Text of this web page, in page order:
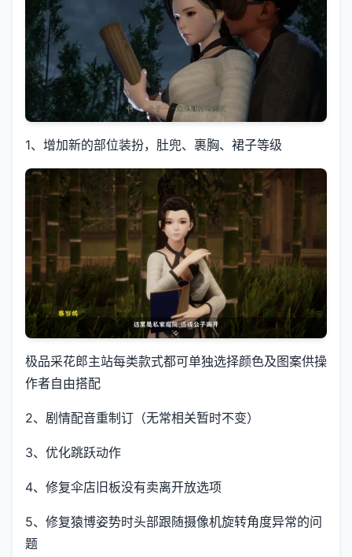
1、增加新的部位装扮，肚兜、裹胸、裙子等级
极品采花郎主站每类款式都可单独选择颜色及图案供操
作者自由搭配
2、剧情配音重制订（无常相关暂时不变）
3、优化跳跃动作
4、修复伞店旧板没有卖离开放选项
5、修复猿博姿势时头部跟随摄像机旋转角度异常的问
题